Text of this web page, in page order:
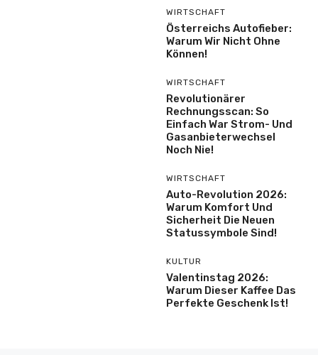
WIRTSCHAFT
Österreichs Autofieber:
Warum Wir Nicht Ohne
Können!
WIRTSCHAFT
Revolutionärer
Rechnungsscan: So
Einfach War Strom- Und
Gasanbieterwechsel
Noch Nie!
WIRTSCHAFT
Auto-Revolution 2026:
Warum Komfort Und
Sicherheit Die Neuen
Statussymbole Sind!
KULTUR
Valentinstag 2026:
Warum Dieser Kaffee Das
Perfekte Geschenk Ist!